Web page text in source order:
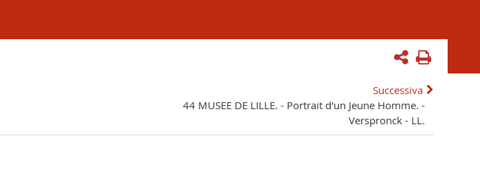
Successiva
44 MUSEE DE LILLE. - Portrait d'un Jeune Homme. -
Verspronck - LL.